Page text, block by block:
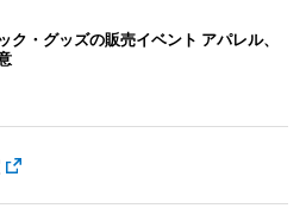
ク・グッズの販売イベント アパレル、